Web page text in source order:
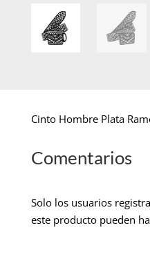
Cinto Hombre Plata
Comentarios
Solo los usuarios
este producto pueden